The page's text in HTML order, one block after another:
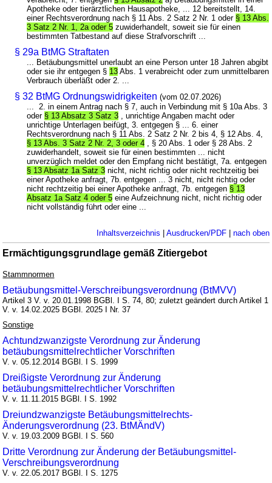
Apotheke oder tierärztlichen Hausapotheke, ... 12 bereitstellt, 14.
einer Rechtsverordnung nach § 11 Abs. 2 Satz 2 Nr. 1 oder § 13 Abs.
3 Satz 2 Nr. 1, 2a oder 5 zuwiderhandelt, soweit sie für einen
bestimmten Tatbestand auf diese Strafvorschrift ...
§ 29a BtMG Straftaten
... Betäubungsmittel unerlaubt an eine Person unter 18 Jahren abgibt
oder sie ihr entgegen § 13 Abs. 1 verabreicht oder zum unmittelbaren
Verbrauch überläßt oder 2. ...
§ 32 BtMG Ordnungswidrigkeiten (vom 02.07.2026)
... 2. in einem Antrag nach § 7, auch in Verbindung mit § 10a Abs. 3
oder § 13 Absatz 3 Satz 3 , unrichtige Angaben macht oder
unrichtige Unterlagen beifügt, 3. entgegen § ... 6. einer
Rechtsverordnung nach § 11 Abs. 2 Satz 2 Nr. 2 bis 4, § 12 Abs. 4,
§ 13 Abs. 3 Satz 2 Nr. 2, 3 oder 4 , § 20 Abs. 1 oder § 28 Abs. 2
zuwiderhandelt, soweit sie für einen bestimmten ... nicht
unverzüglich meldet oder den Empfang nicht bestätigt, 7a. entgegen
§ 13 Absatz 1a Satz 3 nicht, nicht richtig oder nicht rechtzeitig bei
einer Apotheke anfragt, 7b. entgegen ... 3 nicht, nicht richtig oder
nicht rechtzeitig bei einer Apotheke anfragt, 7b. entgegen § 13
Absatz 1a Satz 4 oder 5 eine Aufzeichnung nicht, nicht richtig oder
nicht vollständig führt oder eine ...
Inhaltsverzeichnis Ausdrucken/PDF| nach oben
Ermächtigungsgrundlage gemäß Zitiergebot
Stammnormen
Betäubungsmittel-Verschreibungsverordnung (BtMVV)
Artikel 3 V. v. 20.01.1998 BGBl. I S. 74, 80; zuletzt geändert durch Artikel 1
V. v. 14.02.2025 BGBl. 2025 I Nr. 37
Sonstige
Achtundzwanzigste Verordnung zur Änderung
betäubungsmittelrechtlicher Vorschriften
V. v. 05.12.2014 BGBl. I S. 1999
Dreißigste Verordnung zur Änderung
betäubungsmittelrechtlicher Vorschriften
V. v. 11.11.2015 BGBl. I S. 1992
Dreiundzwanzigste Betäubungsmittelrechts-
Änderungsverordnung (23. BtMÄndV)
V. v. 19.03.2009 BGBl. I S. 560
Dritte Verordnung zur Änderung der Betäubungsmittel-
Verschreibungsverordnung
V. v. 22.05.2017 BGBl. I S. 1275